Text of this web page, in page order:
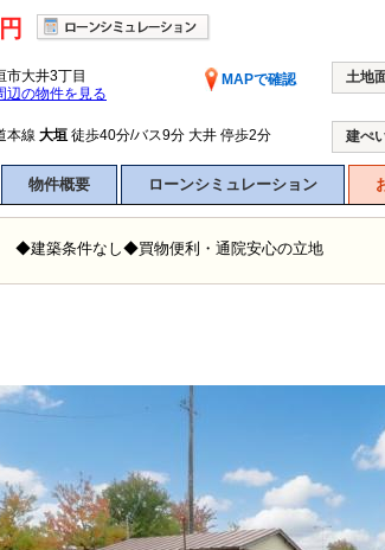
市大井3丁目
MAPで確認
辺の物件を見る
土地
本線 大垣 徒歩40分/バス9分 大井 停歩2分 建ぺ
物件概要 ローンシミュレーション
◆建築条件なし◆買物便利・通院安心の立地